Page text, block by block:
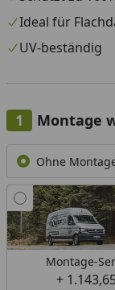
Ideal für
UV-beständig
Montage
Ohne
Montage-
+